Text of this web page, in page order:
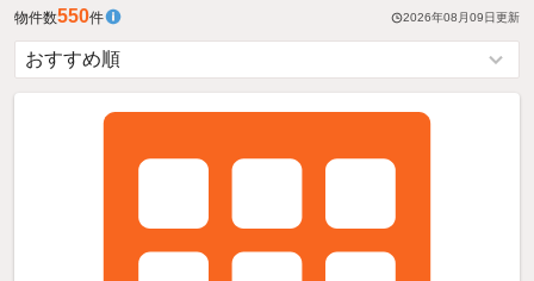
物件数550件 2026年08月09日更新